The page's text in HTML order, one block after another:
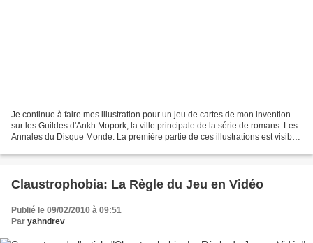
Je continue à faire mes illustration pour un jeu de cartes de mon invention
sur les Guildes d'Ankh Mopork, la ville principale de la série de romans: Les
Annales du Disque Monde. La première partie de ces illustrations est visible
Claustrophobia: La Règle du Jeu en Vidéo
Publié le 09/02/2010 à 09:51
Par yahndrev